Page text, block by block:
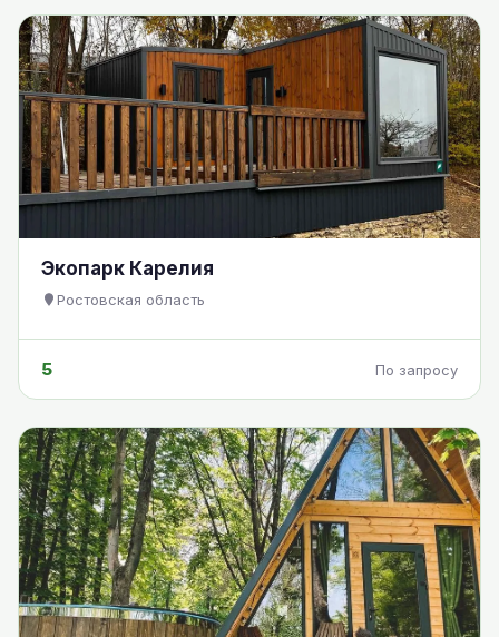
Экопарк Карелия
Ростовская область
5 По запросу